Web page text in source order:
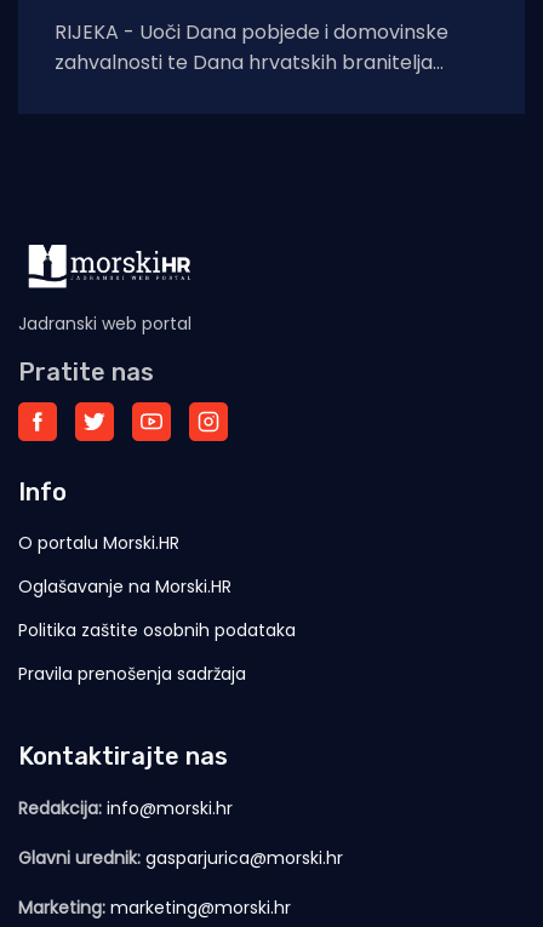
RIJEKA - Uoči Dana pobjede i domovinske
zahvalnosti te Dana hrvatskih branitelja
Jadranski web portal
Pratite nas
Info
O portalu Morski.HR
Oglašavanje na Morski.HR
Politika zaštite osobnih podataka
Pravila prenošenja sadržaja
Kontaktirajte nas
Redakcija: info@morski.hr
Glavni urednik: gasparjurica@morski.hr
Marketing: marketing@morski.hr